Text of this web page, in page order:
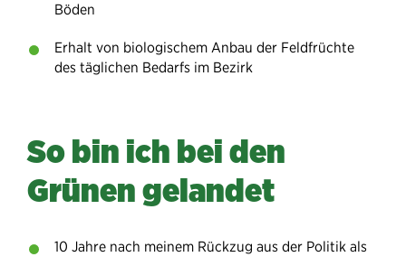
Böden
Erhalt von biologischem Anbau der Feldfrüchte
des täglichen Bedarfs im Bezirk
So bin ich bei den
Grünen gelandet
10 Jahre nach meinem Rückzug aus der Politik als